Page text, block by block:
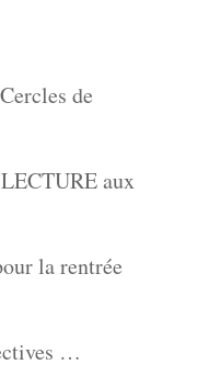
de
aux
la rentrée
…